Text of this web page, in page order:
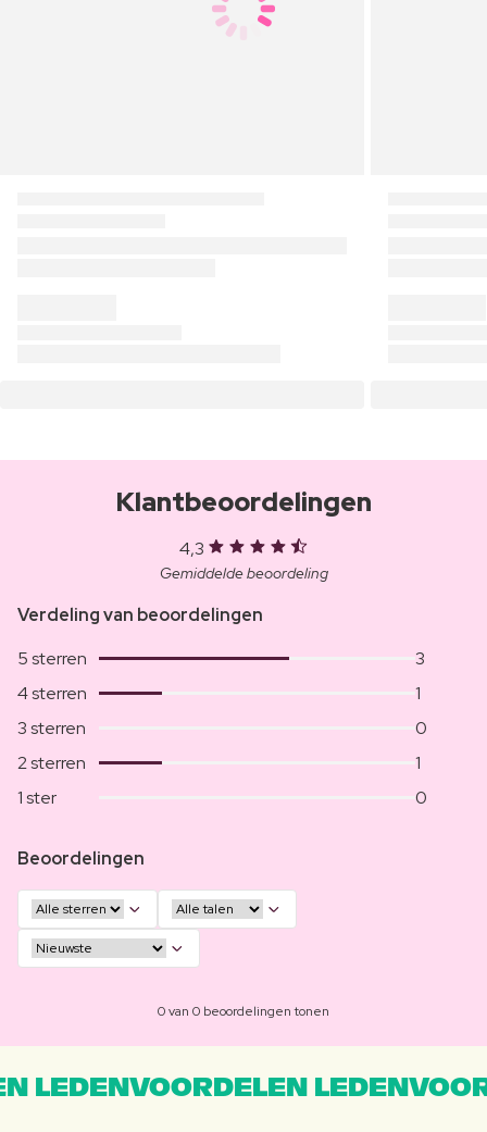
Klantbeoordelingen
4,3
Gemiddelde beoordeling
Verdeling van beoordelingen
5 sterren
3
4 sterren
1
3 sterren
0
2 sterren
1
1 ster
0
Beoordelingen
0 van 0 beoordelingen tonen
LEDENVOORDELEN